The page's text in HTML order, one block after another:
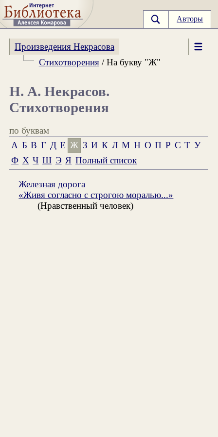
Авторы
Произведения Некрасова
Стихотворения/ На букву "Ж"
Н. А. Некрасов.
Стихотворения
по буквам
А Б В Г Д Е Ж З И К Л М Н О П Р С Т У
Ф Х Ч Ш Э Я Полный список
Железная дорога
«Живя согласно с строгою моралью...»
(Нравственный человек)